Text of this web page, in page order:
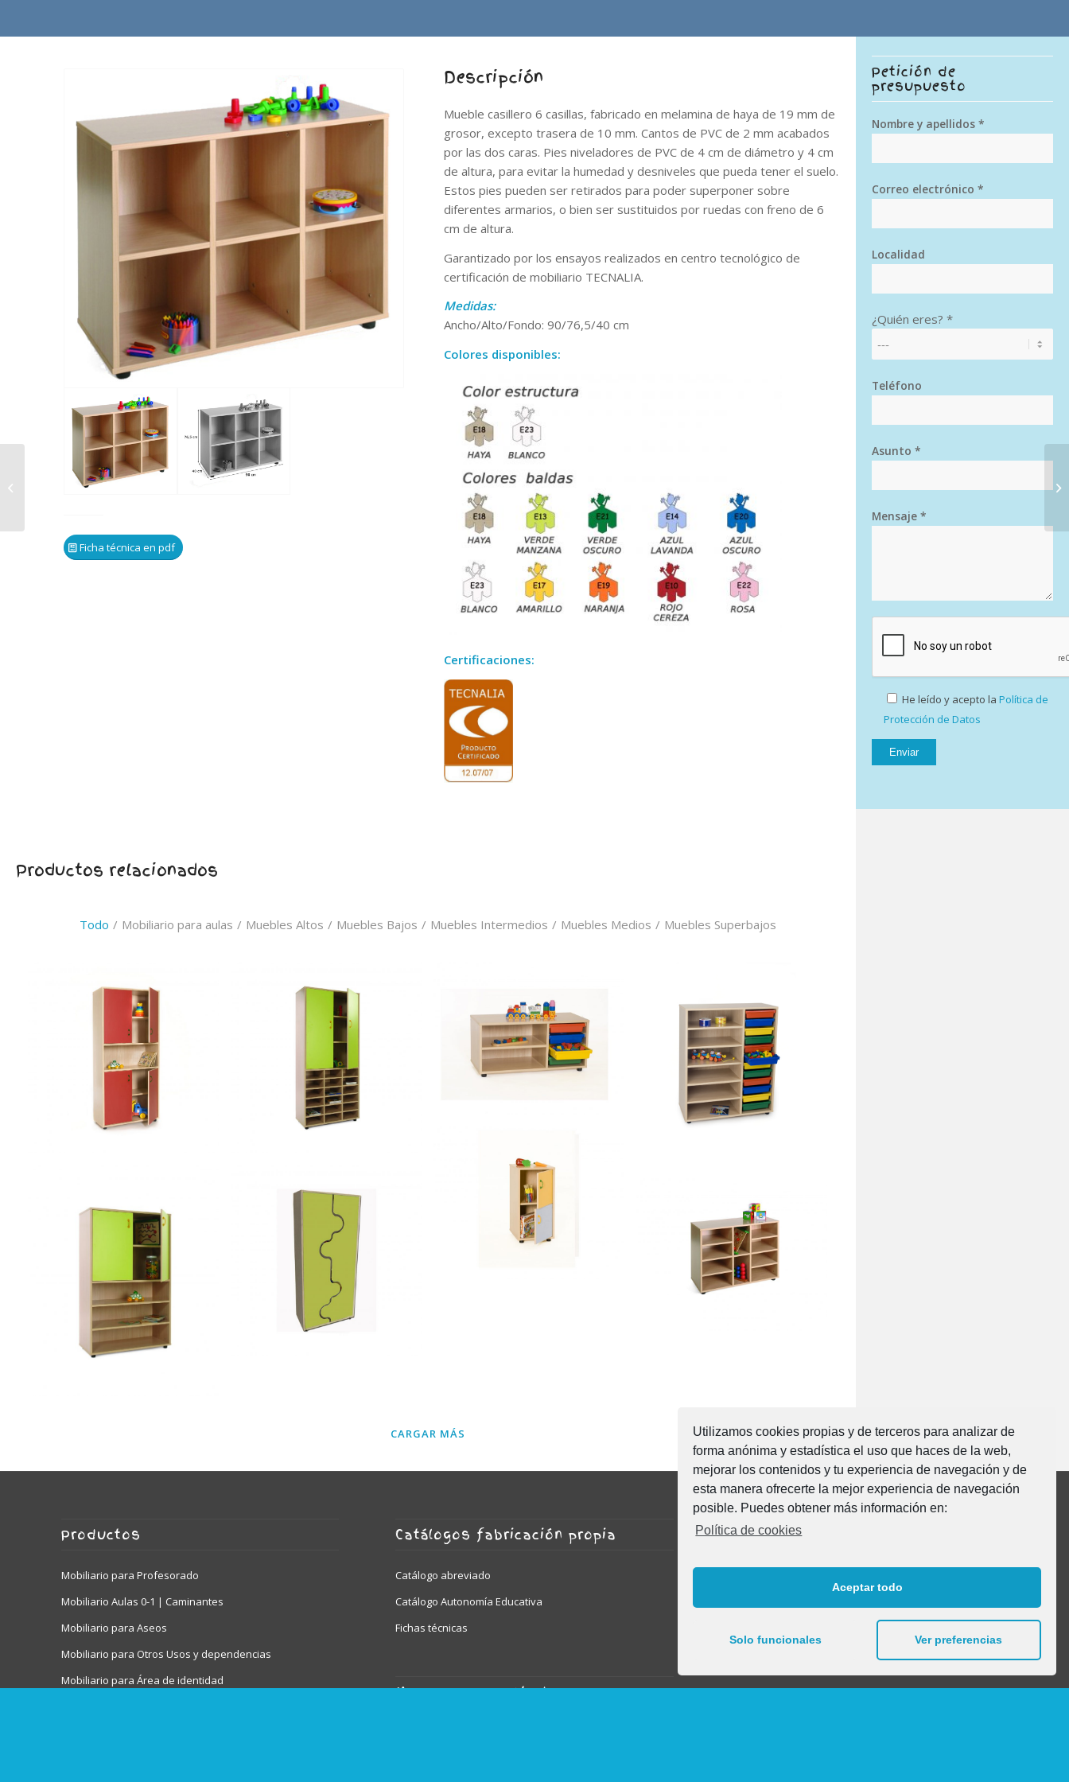
Utilizamos cookies propias y de terceros para analizar de
forma anónima y estadística el uso que haces de la web,
mejorar los contenidos y tu experiencia de navegación y de
esta manera ofrecerte la mejor experiencia de navegación
posible. Puedes obtener más información en:
Política de cookies
Aceptar todo
Solo funcionales Ver preferencias
Ficha técnica en pdf
Descripción
Mueble casillero 6 casillas, fabricado en melamina de haya de 19 mm de
grosor, excepto trasera de 10 mm. Cantos de PVC de 2 mm acabados
por las dos caras. Pies niveladores de PVC de 4 cm de diámetro y 4 cm
de altura, para evitar la humedad y desniveles que pueda tener el suelo.
Estos pies pueden ser retirados para poder superponer sobre
diferentes armarios, o bien ser sustituidos por ruedas con freno de 6
cm de altura.
Garantizado por los ensayos realizados en centro tecnológico de
certificación de mobiliario TECNALIA.
Medidas:
Ancho/Alto/Fondo: 90/76,5/40 cm
Colores disponibles:
Certificaciones:
Productos relacionados
Todo / Mobiliario para aulas / Muebles Altos / Muebles Bajos / Muebles Intermedios / Muebles Medios / Muebles Superbajos
CARGAR MÁS
Petición de
presupuesto
Nombre y apellidos *
Correo electrónico *
Localidad
¿Quién eres? *
Teléfono
Asunto *
Mensaje *
He leído y acepto la Política de
Protección de Datos
Productos
Mobiliario para Profesorado
Mobiliario Aulas 0-1 | Caminantes
Mobiliario para Aseos
Mobiliario para Otros Usos y dependencias
Mobiliario para Área de identidad
Catálogos fabricación propia
Catálogo abreviado
Catálogo Autonomía Educativa
Fichas técnicas
Marcas representadas
MOBeduc
Vía Romana, s/n
31520 Cascante (Navarra)
-SPAIN-
Tel. + 34 948 850 384
600205 – Mueble bajo